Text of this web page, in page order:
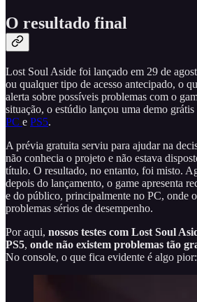
O resultado final
Lost Soul Aside foi lançado em 29 de
ou qualquer tipo de acesso antecipado, o
alerta sobre possíveis problemas com o
situação, o estúdio lançou uma demo
PC e PS5.
A prévia gratuita serviu para ajudar na
não conhecia o projeto e não estava
título. O resultado, no entanto, foi misto.
depois do lançamento, o game apresenta
e do público, principalmente no PC, onde
problemas sérios de desempenho.
Por aqui, nossos testes com Lost Soul
PS5, onde não existem problemas tão
No console, o que fica evidente é algo